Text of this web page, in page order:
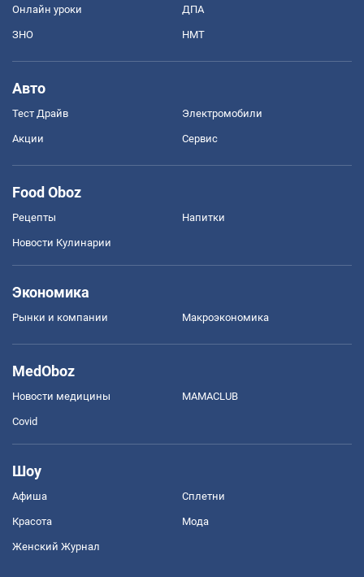
Онлайн уроки ДПА
ЗНО НМТ
Авто
Тест Драйв Электромобили
Акции Сервис
Food Oboz
Рецепты Напитки
Новости Кулинарии
Экономика
Рынки и компании Mакроэкономика
MedOboz
Новости медицины MAMACLUB
Covid
Шоу
Афиша Сплетни
Красота Мода
Женский Журнал